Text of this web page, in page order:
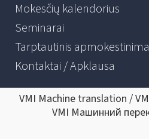
Mokesčių kalendorius
Seminarai
Tarptautinis
Kontaktai / Apklausa
VMI Machine translation /
VMI Машинний